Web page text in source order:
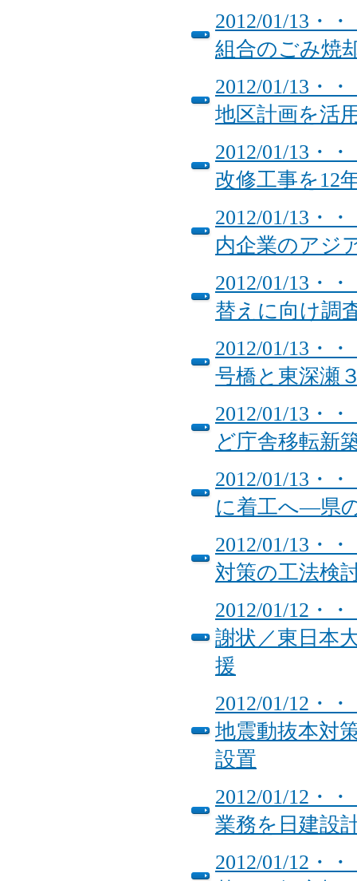
2012/01/13・
組合のごみ焼
2012/01/13・
地区計画を活
2012/01/13・
改修工事を12
2012/01/13・
内企業のア
2012/01/13・
替えに向け調
2012/01/13・
号橋と東深瀬
2012/01/13・
ど庁舎移転新
2012/01/13・
に着工へ―県
2012/01/13・
対策の工法検
2012/01/12・
謝状／東日本
援
2012/01/12・
地震動抜本対
設置
2012/01/12・
業務を日建設
2012/01/12・